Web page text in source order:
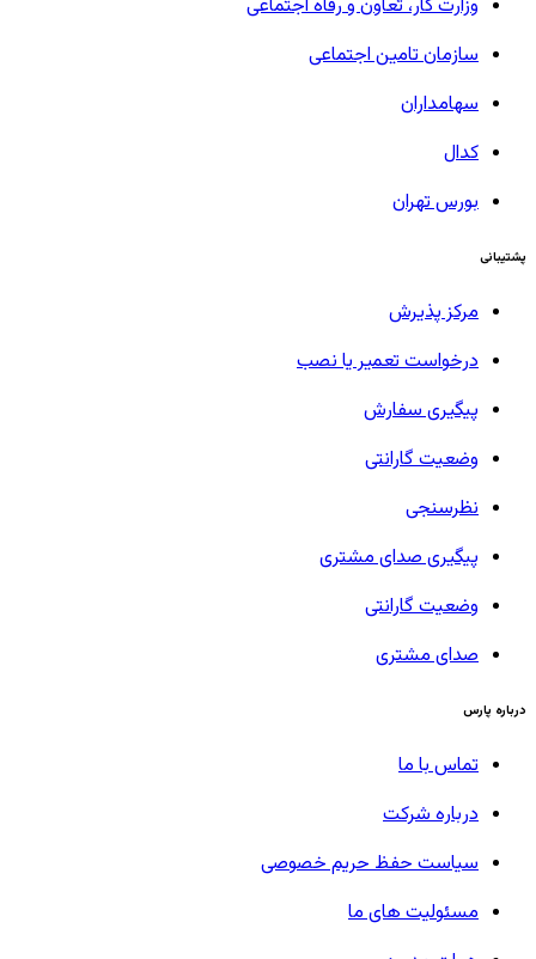
وزارت کار، تعاون و رفاه اجتماعی
سازمان تامین اجتماعی
سهامداران
کدال
بورس تهران
پشتیبانی
مرکز پذیرش
درخواست تعمیر یا نصب
پیگیری سفارش
وضعیت گارانتی
نظرسنجی
پیگیری صدای مشتری
وضعیت گارانتی
صدای مشتری
درباره پارس
تماس با ما
درباره شرکت
سیاست حفظ حریم خصوصی
مسئولیت های ما